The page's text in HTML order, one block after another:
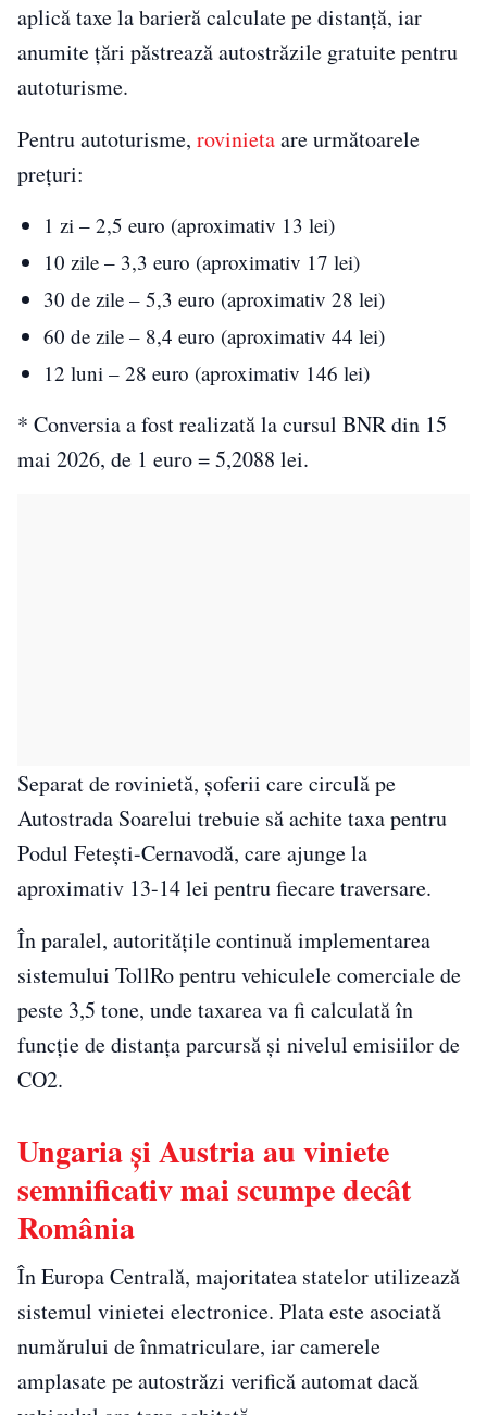
aplică taxe la barieră calculate pe distanță, iar
anumite țări păstrează autostrăzile gratuite pentru
autoturisme.
Pentru autoturisme, rovinietaare următoarele
prețuri:
1 zi – 2,5 euro (aproximativ 13 lei)
10 zile – 3,3 euro (aproximativ 17 lei)
30 de zile – 5,3 euro (aproximativ 28 lei)
60 de zile – 8,4 euro (aproximativ 44 lei)
12 luni – 28 euro (aproximativ 146 lei)
* Conversia a fost realizată la cursul BNR din 15
mai 2026, de 1 euro = 5,2088 lei.
Separat de rovinietă, șoferii care circulă pe
Autostrada Soarelui trebuie să achite taxa pentru
Podul Fetești-Cernavodă, care ajunge la
aproximativ 13-14 lei pentru fiecare traversare.
În paralel, autoritățile continuă implementarea
sistemului TollRo pentru vehiculele comerciale de
peste 3,5 tone, unde taxarea va fi calculată în
funcție de distanța parcursă și nivelul emisiilor de
CO2.
Ungaria și Austria au viniete
semnificativ mai scumpe decât
România
În Europa Centrală, majoritatea statelor utilizează
sistemul vinietei electronice. Plata este asociată
numărului de înmatriculare, iar camerele
amplasate pe autostrăzi verifică automat dacă